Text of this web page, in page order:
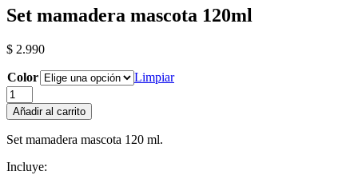
Set mamadera mascota 120ml
$ 2.990
Color
Limpiar
Set
mamadera
mascota
120ml
Añadir al carrito
Set mamadera mascota 120 ml.
Incluye: